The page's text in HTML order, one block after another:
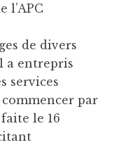
l’APC
de divers
a entrepris
services
par
le 16